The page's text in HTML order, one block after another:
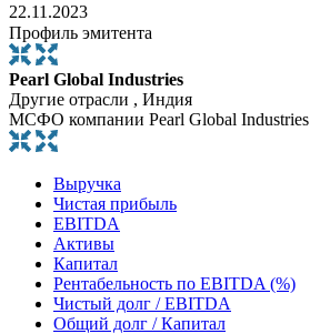
22.11.2023
Профиль эмитента
Pearl Global Industries
Другие отрасли , Индия
МСФО компании Pearl Global Industries
Выручка
Чистая прибыль
EBITDA
Активы
Капитал
Рентабельность по EBITDA (%)
Чистый долг / EBITDA
Общий долг / Капитал